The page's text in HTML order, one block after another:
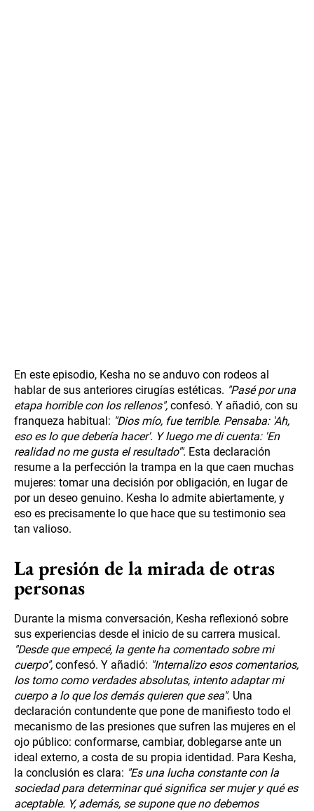
En este episodio, Kesha no se anduvo con rodeos al
hablar de sus anteriores cirugías estéticas. "Pasé por una
etapa horrible con los rellenos", confesó. Y añadió, con su
franqueza habitual: "Dios mío, fue terrible. Pensaba: 'Ah,
eso es lo que debería hacer'. Y luego me di cuenta: 'En
realidad no me gusta el resultado'". Esta declaración
resume a la perfección la trampa en la que caen muchas
mujeres: tomar una decisión por obligación, en lugar de
por un deseo genuino. Kesha lo admite abiertamente, y
eso es precisamente lo que hace que su testimonio sea
tan valioso.
La presión de la mirada de otras
personas
Durante la misma conversación, Kesha reflexionó sobre
sus experiencias desde el inicio de su carrera musical.
"Desde que empecé, la gente ha comentado sobre mi
cuerpo", confesó. Y añadió: "Internalizo esos comentarios,
los tomo como verdades absolutas, intento adaptar mi
cuerpo a lo que los demás quieren que sea". Una
declaración contundente que pone de manifiesto todo el
mecanismo de las presiones que sufren las mujeres en el
ojo público: conformarse, cambiar, doblegarse ante un
ideal externo, a costa de su propia identidad. Para Kesha,
la conclusión es clara: "Es una lucha constante con la
sociedad para determinar qué significa ser mujer y qué es
aceptable. Y, además, se supone que no debemos